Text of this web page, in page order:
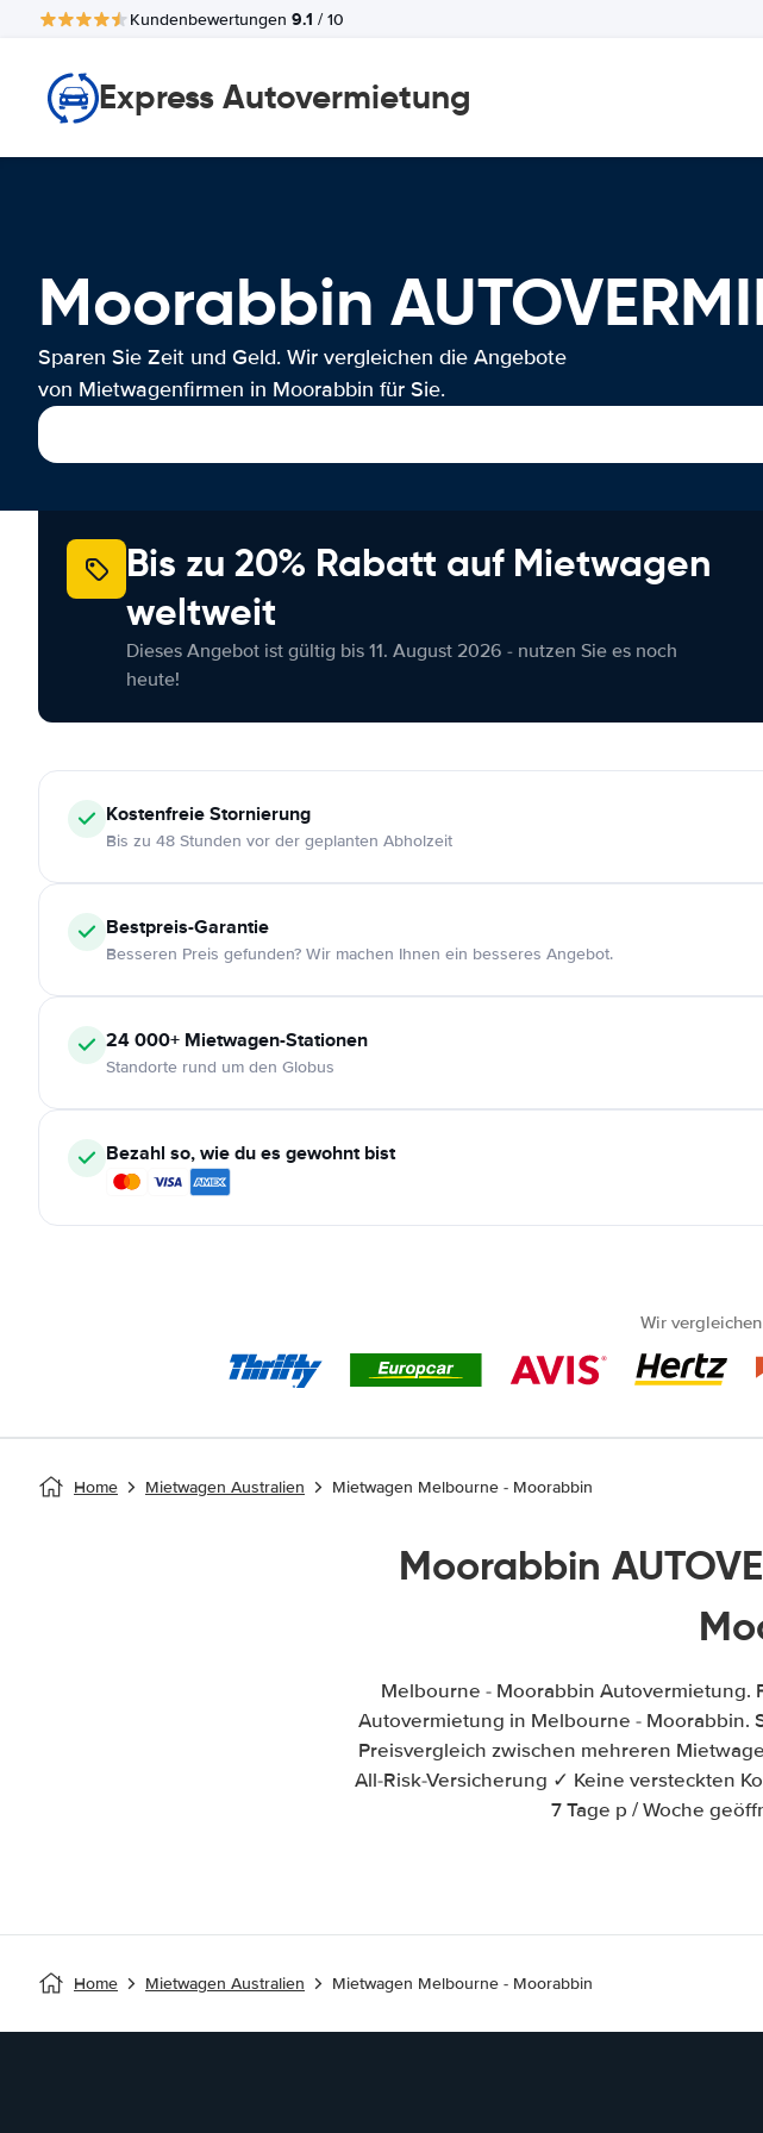
Kundenbewertungen 9.1 / 10
Express Autovermietung
Moorabbin
Sparen Sie Zeit und Geld. Wir vergleichen die Angebote
von Mietwagenfirmen in Moorabbin für Sie.
Bis zu 20% Rabatt auf Mietwagen
weltweit
Dieses Angebot ist gültig bis 11. August 2026 - nutzen Sie es noch
heute!
KostenfreieStornierung
Bis zu 48 Stunden vor der geplanten Abholzeit
Bestpreis-Garantie
Besseren Preis gefunden? Wir machen Ihnen ein besseres Angebot.
24 000+ Mietwagen-Stationen
Standorte rund um den Globus
Bezahl so, wie du es gewohnt bist
Wir
Home Mietwagen Australien Mietwagen Melbourne - Moorabbin
Moorabbin
Melbourne - Moorabbin Autovermietung.
Autovermietung in Melbourne - Moorabbin.
Preisvergleich zwischen mehreren
All-Risk-Versicherung ✓ Keine versteckten
7 Tage p / Woche
Home Mietwagen Australien Mietwagen Melbourne - Moorabbin